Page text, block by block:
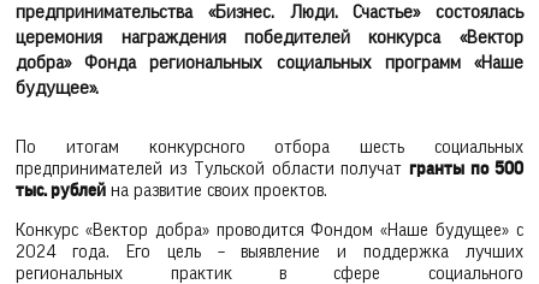
предпринимательства «Бизнес. Люди. Счастье» состоялась
церемония награждения победителей конкурса «Вектор
добра» Фонда региональных социальных программ «Наше
будущее».
По итогам конкурсного отбора шесть социальных
предпринимателей из Тульской области получатгранты по 500
тыс. рублей на развитие своих проектов.
Конкурс «Вектор добра» проводится Фондом «Наше будущее» с
2024 года. Его цель – выявление и поддержка лучших
региональных практик в сфере социального